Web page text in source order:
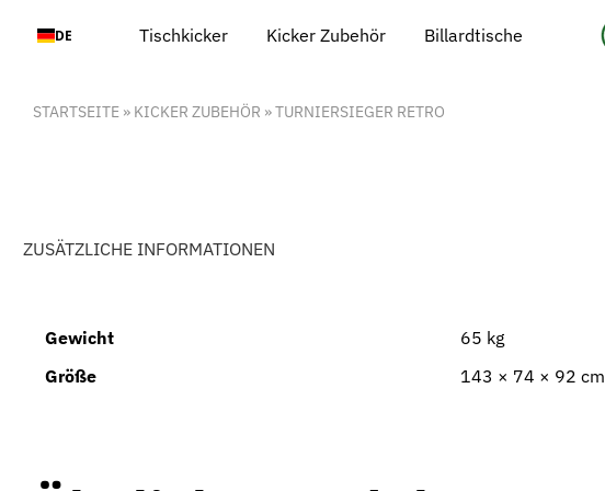
Inhalt DE Tischkicker Kicker Zubehör Billardtische
STARTSEITE» KICKER ZUBEHÖR »TURNIERSIEGER RETRO
ZUSÄTZLICHE INFORMATIONEN
Gewicht
65 kg
Größe
143 × 74 × 92 cm